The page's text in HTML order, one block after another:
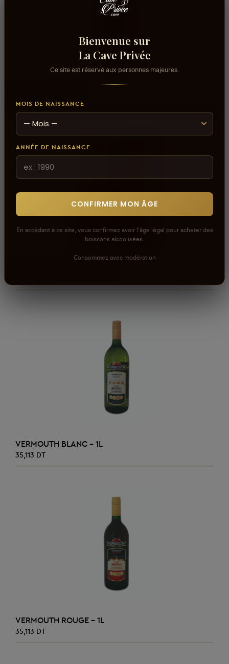
AJOUTER AU PANIER
41,340 DT
AJOUTER AU PANIER
VERMOUTH BLANC - 1L
35,113 DT
AJOUTER AU PANIER
VERMOUTH ROUGE - 1L
35,113 DT
Bienvenue sur
La Cave Privée
Ce site est réservé aux personnes majeures.
MOIS DE NAISSANCE
ANNÉE DE NAISSANCE
CONFIRMER MON ÂGE
En accédant à ce site, vous confirmez avoir l'âge légal pour acheter des
boissons alcoolisées.
Consommez avec modération